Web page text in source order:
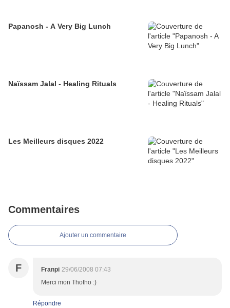
Papanosh - A Very Big Lunch
Naïssam Jalal - Healing Rituals
Les Meilleurs disques 2022
Commentaires
Ajouter un commentaire
F Franpi 29/06/2008 07:43
Merci mon Thotho :)
Répondre